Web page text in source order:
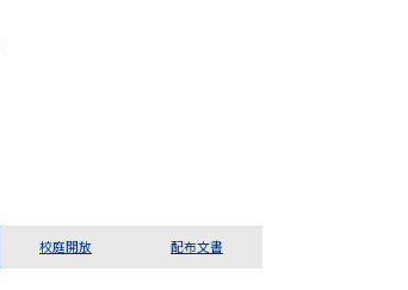
校庭開放 配布文書